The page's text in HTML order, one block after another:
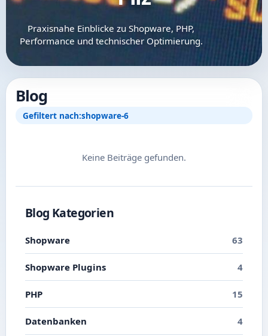
Praxisnahe Einblicke zu Shopware, PHP,
Performance und technischer Optimierung.
Blog Kategorien
Shopware 63
Shopware Plugins 4
PHP 15
Datenbanken 4
Blog
Gefiltert nach:shopware-6
Keine Beiträge gefunden.